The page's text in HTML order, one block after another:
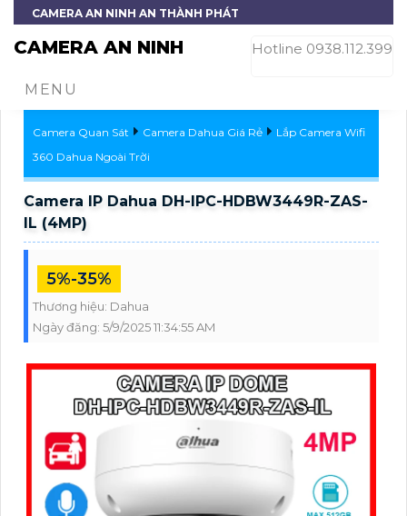
CAMERA AN NINH AN THÀNH PHÁT
CAMERA AN NINH Hotline 0938.112.399
MENU
Camera Quan Sát Camera Dahua Giá Rẻ
Lắp Camera Wifi
360 Dahua Ngoài Trời
Camera IP Dahua DH-IPC-HDBW3449R-ZAS-
IL (4MP)
5%-35%
Thương hiệu: Dahua
Ngày đăng: 5/9/2025 11:34:55 AM